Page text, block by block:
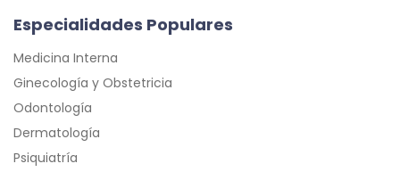
Especialidades Populares
Medicina Interna
Ginecología y Obstetricia
Odontología
Dermatología
Psiquiatría